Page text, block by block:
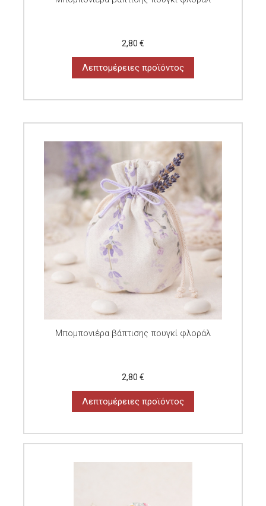
2,80 €
Λεπτομέρειες προϊόντος
Μπομπονιέρα βάπτισης πουγκί φλοράλ
2,80 €
Λεπτομέρειες προϊόντος